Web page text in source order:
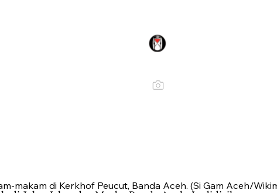
makam di Kerkhof Peucut, Banda Aceh. (Si Gam Aceh/